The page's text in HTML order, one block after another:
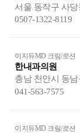
서울 동작구 사당
0507-1322-8119
이지듀MD 크림/로션
한내과의원
충남 천안시 동
041-563-7575
이지듀MD 크림/로션